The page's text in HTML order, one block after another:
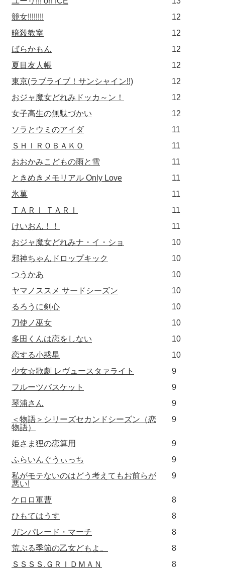
競女!!!!!!!!
12
暗殺教室
12
ばらかもん
12
夏目友人帳
12
東京(ラブライブ！サンシャイン!!)
12
おジャ魔女どれみドッカ～ン！
12
女子高生の無駄づかい
12
ソラとウミのアイダ
11
ＳＨＩＲＯＢＡＫＯ
11
おおかみこどもの雨と雪
11
ときめきメモリアル Only Love
11
氷菓
11
ＴＡＲＩ ＴＡＲＩ
11
けいおん！！
11
おジャ魔女どれみナ・イ・ショ
10
邪神ちゃんドロップキック
10
つうかあ
10
ヤマノススメ サードシーズン
10
るろうに剣心
10
刀使ノ巫女
10
多田くんは恋をしない
10
恋する小惑星
10
少女☆歌劇 レヴュースタァライト
9
フルーツバスケット
9
琴浦さん
9
＜物語＞シリーズセカンドシーズン（恋
物語）
9
姫さま狸の恋算用
9
ふらいんぐうぃっち
9
私がモテないのはどう考えてもお前らが
悪い!
9
ケロロ軍曹
8
ひもてはうす
8
ガンパレード・マーチ
8
荒ぶる季節の乙女どもよ。
8
ＳＳＳＳ.ＧＲＩＤＭＡＮ
8